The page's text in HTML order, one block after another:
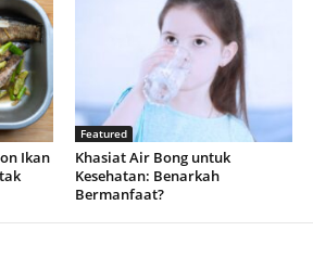
Ikan
Featured
Khasiat Air Bong untuk
Kesehatan: Benarkah
Bermanfaat?